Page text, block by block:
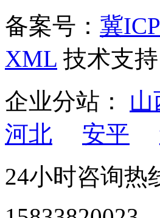
备案号： 冀
XML 技术支持
企业分站： 山
河北
安平
24小时咨询热